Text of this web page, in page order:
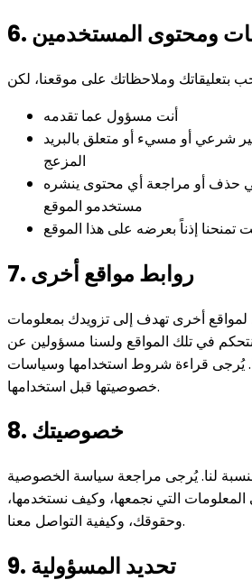
ومحتوى المستخدمين
أنت مسؤول عما تقدمه
شرعي أو مسيء أو متعلق بالبريد
المزعج
حذف أو مراجعة أي محتوى ينشره
مستخدمو الموقع
تمنحنا إذناً بعرضه على هذا الموقع
7. روابط مواقع أخرى
أخرى تهدف إلى تزويدك بمعلومات
نتحكم في تلك المواقع ولسنا مسؤولين عن
يُرجى قراءة شروط استخدامها وسياسات
خصوصيتها قبل استخدامها.
8. خصوصيتك
لنا. يُرجى مراجعة سياسة الخصوصية
المعلومات التي نجمعها، وكيف نستخدمها،
وحقوقك، وكيفية التواصل معنا.
9. تحديد المسؤولية